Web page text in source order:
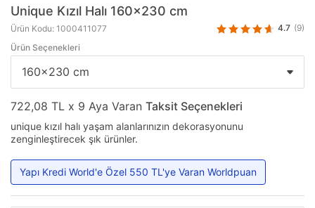
Unique Kızıl Halı 160x230 cm
Ürün Kodu: 1000411077 4.7 (9)
Ürün Seçenekleri
722,08 TL x 9 Aya Varan Taksit Seçenekleri
unique kızıl halı yaşam alanlarınızın dekorasyonunu
zenginleştirecek şık ürünler.
Yapı Kredi World'e Özel 550 TL'ye Varan Worldpuan